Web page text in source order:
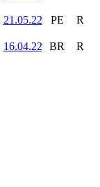
21.05.22 PE R
16.04.22 BR R